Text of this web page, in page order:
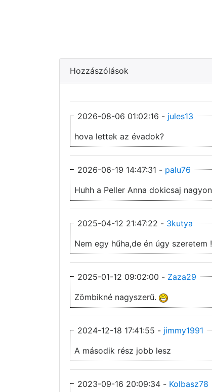
Hozzászólások
2026-08-06 01:02:16 - jules13
hova lettek az évadok?
2026-06-19 14:47:31 - palu76
Huhh a Peller Anna dokicsaj
2025-04-12 21:47:22 - 3kutya
Nem egy hűha,de én úgy szeretem !
2025-01-12 09:02:00 - Zaza29
Zömbikné nagyszerű.
2024-12-18 17:41:55 - jimmy1991
A második rész jobb lesz
2023-09-16 20:09:34 - Kolbasz78